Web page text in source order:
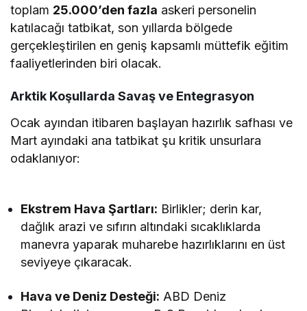
toplam 25.000’den fazla askeri personelin
katılacağı tatbikat, son yıllarda bölgede
gerçekleştirilen en geniş kapsamlı müttefik eğitim
faaliyetlerinden biri olacak.
Arktik Koşullarda Savaş ve Entegrasyon
Ocak ayından itibaren başlayan hazırlık safhası ve
Mart ayındaki ana tatbikat şu kritik unsurlara
odaklanıyor:
Ekstrem Hava Şartları: Birlikler; derin kar,
dağlık arazi ve sıfırın altındaki sıcaklıklarda
manevra yaparak muharebe hazırlıklarını en üst
seviyeye çıkaracak.
Hava ve Deniz Desteği: ABD Deniz